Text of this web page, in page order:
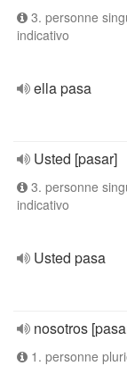
3. personne
indicativo
ella pasa
Usted [pasar]
3. personne
indicativo
Usted pasa
nosotros
1. personne